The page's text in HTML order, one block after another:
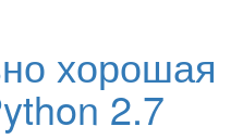
хорошая
2.7